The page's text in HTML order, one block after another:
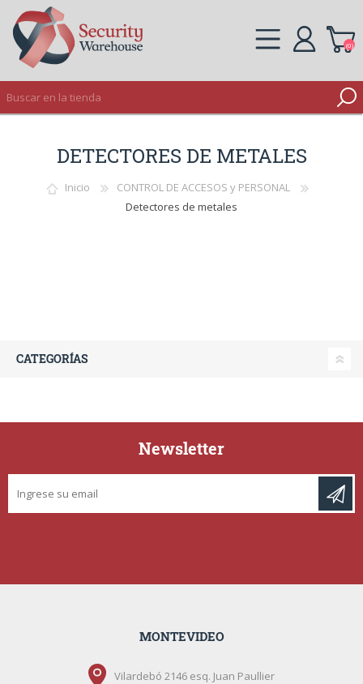
INICIAR SESIÓN
(0)
DETECTORES DE METALES
Inicio
CONTROL DE ACCESOS y PERSONAL
Detectores de metales
CATEGORÍAS
Newsletter
MONTEVIDEO
Vilardebó 2146 esq. Juan Paullier